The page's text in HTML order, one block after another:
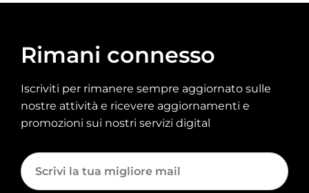
Rimani connesso
Iscriviti per rimanere sempre aggiornato sulle
nostre attività e ricevere aggiornamenti e
promozioni sui nostri servizi digital